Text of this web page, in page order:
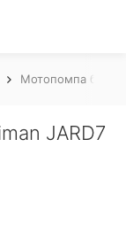
Мотопомпа
JARD7